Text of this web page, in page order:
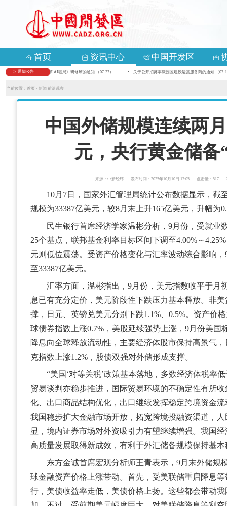
首页 资讯中心 中国开发区
通知公告
关于举办首期《数智化变革 AI破局》研修班的通知 （07-23） 关于公开招募零碳园区建设运营服务商的通知 （07-
关于组织参加第九届中国—亚欧博览会暨2026开发区改革创新主题交流会、“开发区投资促进万里行”专场对接活动的通知 （
当前位置：首页> 新闻前沿观察
中国外储规模连续两
元，央行黄金储备
来源：中新经纬 发布时间：2025年10月10日 17:05 点击量：517
10月7日，国家外汇管理局统计公布数据显示，截
规模为33387亿美元，较8月末上升165亿美元，升幅为
民生银行首席经济学家温彬分析，9月份，受就业
25个基点，联邦基金利率目标区间下调至4.00%～
元则低位震荡。受资产价格变化与汇率波动综合影响
至33387亿美元。
汇率方面，温彬指出，9月份，美元指数收平于月
息已有充分定价，美元阶段性下跌压力基本释放。非
撑，日元、英镑兑美元分别下跌1.1%、0.5%。资产价
球债券指数上涨0.7%，美股延续强势上涨，9月份美国
降息向全球释放流动性，主要经济体股市保持高景气
克指数上涨1.2%，股债双强对外储形成支撑。
“美国‘对等关税’政策基本落地，多数经济体税率低
贸易谈判亦稳步推进，国际贸易环境的不确定性有所
化、出口商品结构优化，出口继续发挥稳定跨境资金
我国稳步扩大金融市场开放，拓宽跨境投融资渠道，
显，境内证券市场对外资吸引力有望继续增强。我国
高质量发展取得新成效，有利于外汇储备规模保持基本
东方金诚首席宏观分析师王青表示，9月末外储规
球金融资产价格上涨带动。首先，受美联储重启降息
行，美债收益率走低，美债价格上扬。这些都会带动